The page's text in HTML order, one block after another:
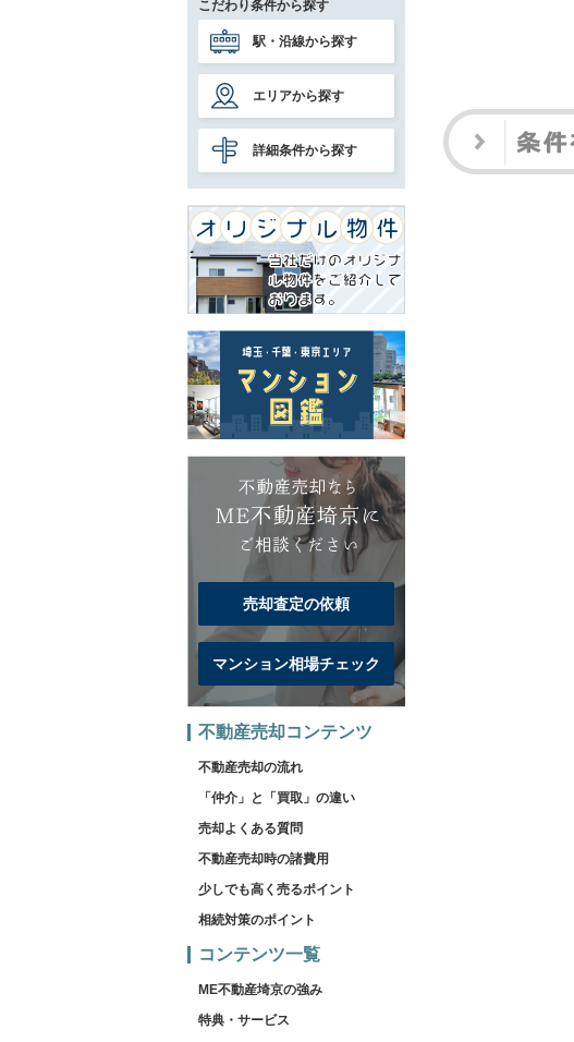
こだわり条件から探す
駅・沿線から探す
エリアから探す
詳細条件から探す
売却査定の依頼
マンション相場チェック
不動産売却コンテンツ
不動産売却の流れ
「仲介」と「買取」の違い
売却よくある質問
不動産売却時の諸費用
少しでも高く売るポイント
相続対策のポイント
コンテンツ一覧
ME不動産埼京の強み
特典・サービス